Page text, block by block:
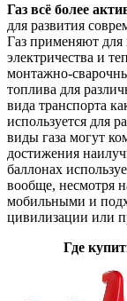
Газ всё более
для развития
Газ применяют
электричества и
монтажно-
топлива для
вида транспорта
используется для
виды газа могут
достижения
баллонах
вообще, несмотря
мобильными и
цивилизации или
Где